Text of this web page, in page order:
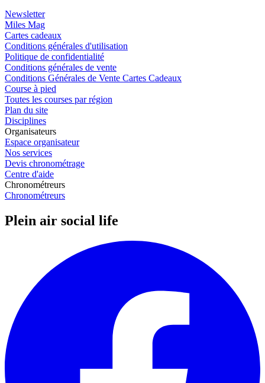
Newsletter
Miles Mag
Cartes cadeaux
Conditions générales d'utilisation
Politique de confidentialité
Conditions générales de vente
Conditions Générales de Vente Cartes Cadeaux
Course à pied
Toutes les courses par région
Plan du site
Disciplines
Organisateurs
Espace organisateur
Nos services
Devis chronométrage
Centre d'aide
Chronométreurs
Chronométreurs
Plein air social life